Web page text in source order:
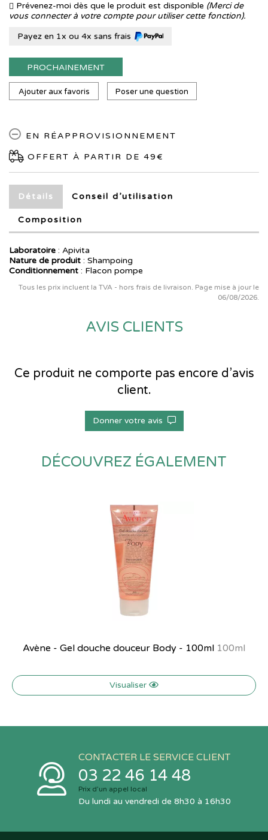
Prévenez-moi dès que le produit est disponible (Merci de
vous connecter à votre compte pour utiliser cette fonction).
Payez en 1x ou 4x sans frais
PROCHAINEMENT
Ajouter aux favoris Poser une question
EN RÉAPPROVISIONNEMENT
OFFERT À PARTIR DE 49€
Détails Conseil d’utilisation
Composition
Laboratoire : Apivita
Nature de produit : Shampoing
Conditionnement : Flacon pompe
Tous les prix incluent la TVA - hors frais de livraison. Page mise à jour le
06/08/2026.
AVIS CLIENTS
Ce produit ne comporte pas encore d’avis
client.
Donner votre avis
DÉCOUVREZ ÉGALEMENT
Avène - Gel douche douceur Body - 100ml 100ml
Visualiser
CONTACTER LE SERVICE CLIENT
03 22 46 14 48
Prix d’un appel local
Du lundi au vendredi de 8h30 à 16h30